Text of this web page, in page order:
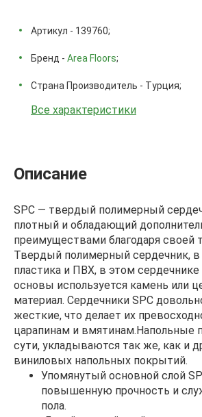
Артикул - 139760;
Бренд - Area Floors;
Страна Производитель - Турция;
Все характеристики
Описание
SPC — твердый полимерный
плотный и обладающий
преимуществами благодаря своей
Твердый полимерный сердечник, в
пластика и ПВХ, в этом сердечнике
основы используется камень или
материал. Сердечники SPC
жесткие, что делает их
царапинам и вмятинам.Напольные
сути, укладываются так же, как и
виниловых напольных покрытий.
Упомянутый основной слой
повышенную прочность и
пола.